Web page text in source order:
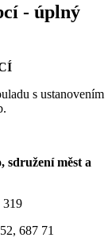
- úplný
s ustanovením
sdružení měst a
71